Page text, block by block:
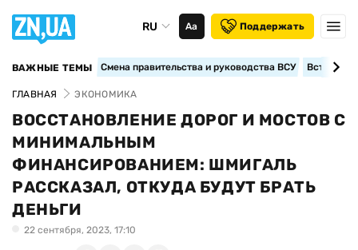
RU Аа Поддержать
ВАЖНЫЕ ТЕМЫ Смена правительства и руководства ВСУ
ГЛАВНАЯ ЭКОНОМИКА
ВОССТАНОВЛЕНИЕ ДОРОГ И МОСТОВ С
МИНИМАЛЬНЫМ
ФИНАНСИРОВАНИЕМ: ШМИГАЛЬ
РАССКАЗАЛ, ОТКУДА БУДУТ БРАТЬ
ДЕНЬГИ
22 сентября, 2023, 17:10